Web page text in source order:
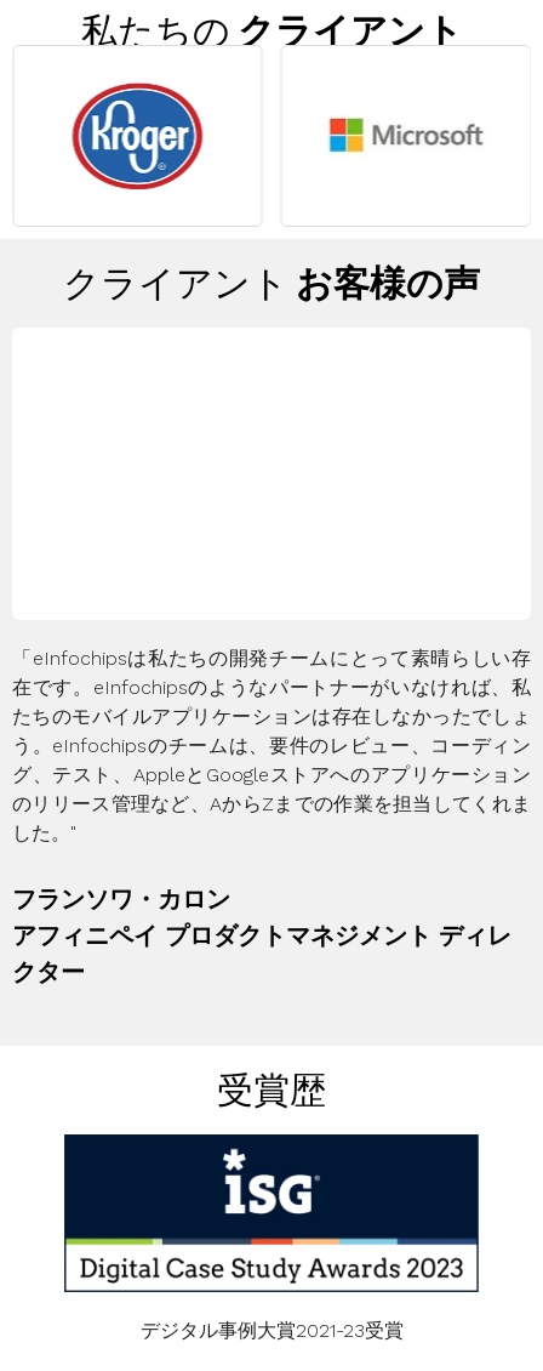
私たちの クライアント
クライアント お客様の声
「eInfochipsは私たちの開発チームにとって素晴らしい存
在です。eInfochipsのようなパートナーがいなければ、私
たちのモバイルアプリケーションは存在しなかったでしょ
う。eInfochipsのチームは、要件のレビュー、コーディン
グ、テスト、AppleとGoogleストアへのアプリケーション
のリリース管理など、AからZまでの作業を担当してくれま
した。"
フランソワ・カロン
アフィニペイ プロダクトマネジメント ディレ
クター
受賞歴
デジタル事例大賞2021-23受賞